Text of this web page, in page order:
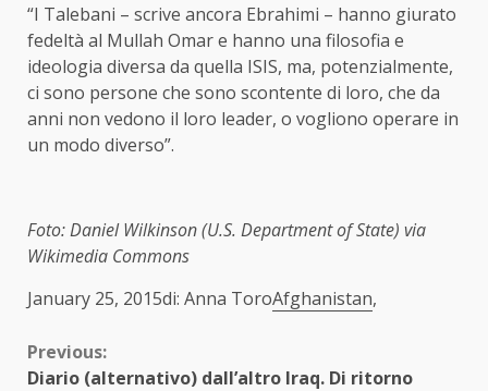
“I Talebani – scrive ancora Ebrahimi – hanno giurato
fedeltà al Mullah Omar e hanno una filosofia e
ideologia diversa da quella ISIS, ma, potenzialmente,
ci sono persone che sono scontente di loro, che da
anni non vedono il loro leader, o vogliono operare in
un modo diverso”.
Foto: Daniel Wilkinson (U.S. Department of State) via
Wikimedia Commons
January 25, 2015di: Anna ToroAfghanistan,
Continue
Previous:
Diario (alternativo) dall’altro Iraq. Di ritorno